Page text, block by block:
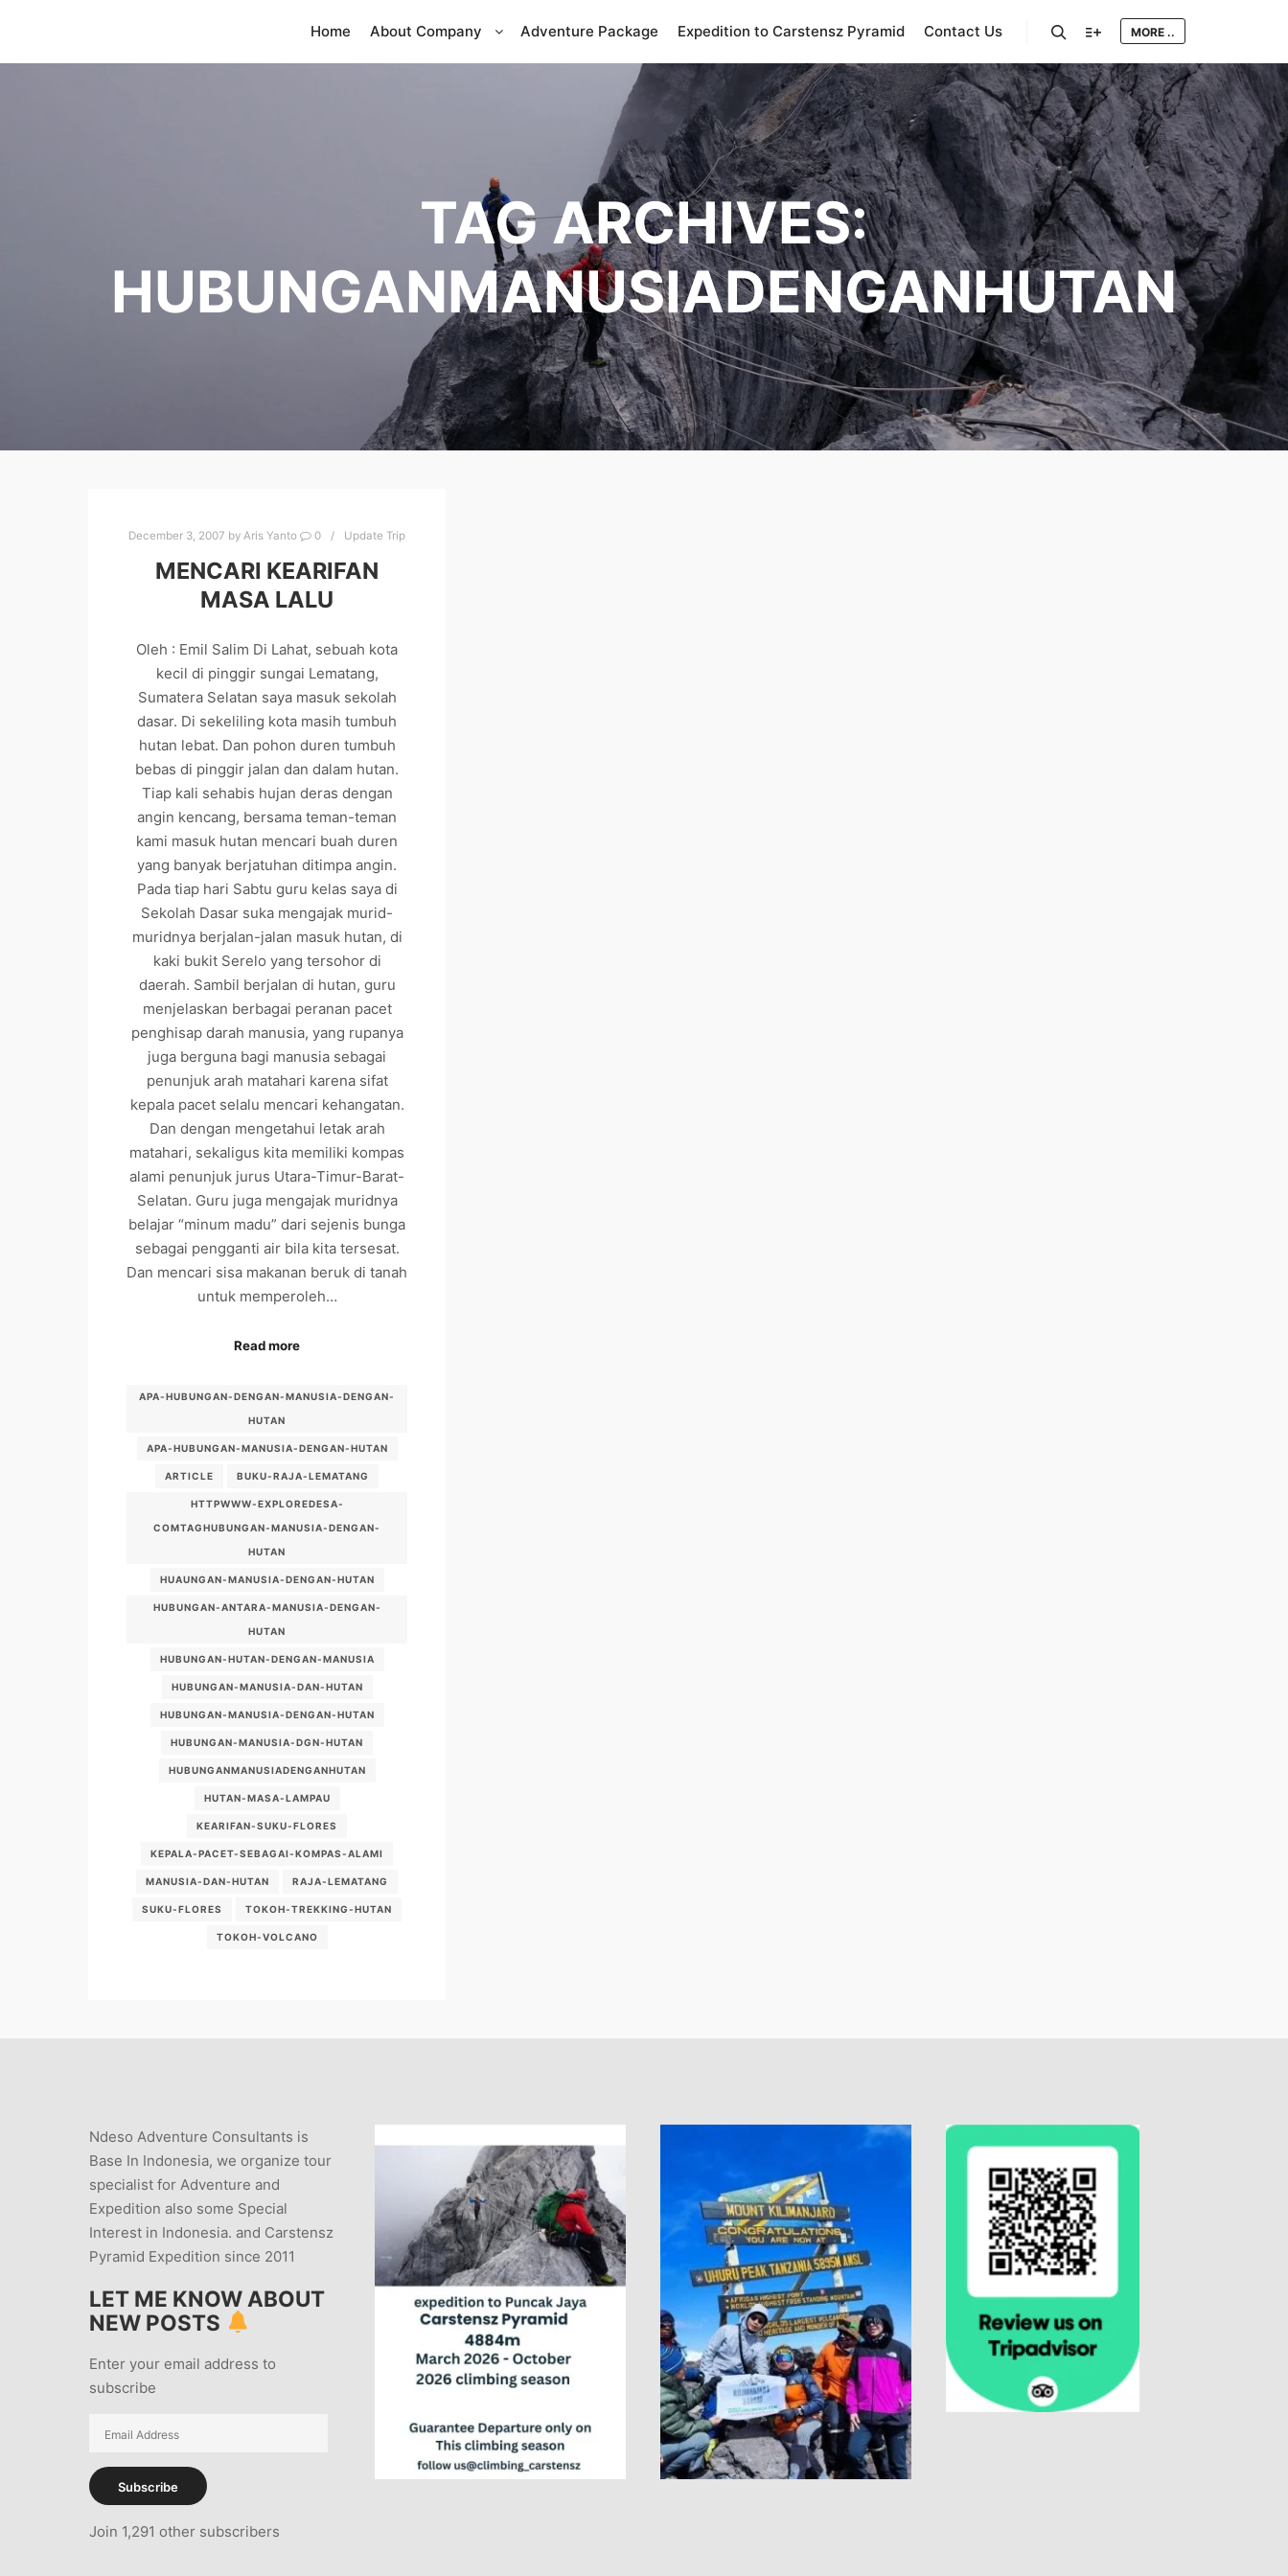
Home About Company Adventure Package Expedition to Carstensz Pyramid Contact Us MORE ..
TAG ARCHIVES:
HUBUNGANMANUSIADENGANHUTAN
December 3, 2007 byAris Yanto 0 Update Trip
MENCARI KEARIFAN
MASA LALU
Oleh : Emil Salim Di Lahat, sebuah kota
kecil di pinggir sungai Lematang,
Sumatera Selatan saya masuk sekolah
dasar. Di sekeliling kota masih tumbuh
hutan lebat. Dan pohon duren tumbuh
bebas di pinggir jalan dan dalam hutan.
Tiap kali sehabis hujan deras dengan
angin kencang, bersama teman-teman
kami masuk hutan mencari buah duren
yang banyak berjatuhan ditimpa angin.
Pada tiap hari Sabtu guru kelas saya di
Sekolah Dasar suka mengajak murid-
muridnya berjalan-jalan masuk hutan, di
kaki bukit Serelo yang tersohor di
daerah. Sambil berjalan di hutan, guru
menjelaskan berbagai peranan pacet
penghisap darah manusia, yang rupanya
juga berguna bagi manusia sebagai
penunjuk arah matahari karena sifat
kepala pacet selalu mencari kehangatan.
Dan dengan mengetahui letak arah
matahari, sekaligus kita memiliki kompas
alami penunjuk jurus Utara-Timur-Barat-
Selatan. Guru juga mengajak muridnya
belajar “minum madu” dari sejenis bunga
sebagai pengganti air bila kita tersesat.
Dan mencari sisa makanan beruk di tanah
untuk memperoleh…
Read more
APA-HUBUNGAN-DENGAN-MANUSIA-DENGAN-
HUTAN
APA-HUBUNGAN-MANUSIA-DENGAN-HUTAN
ARTICLE BUKU-RAJA-LEMATANG
HTTPWWW-EXPLOREDESA-
COMTAGHUBUNGAN-MANUSIA-DENGAN-
HUTAN
HUAUNGAN-MANUSIA-DENGAN-HUTAN
HUBUNGAN-ANTARA-MANUSIA-DENGAN-
HUTAN
HUBUNGAN-HUTAN-DENGAN-MANUSIA
HUBUNGAN-MANUSIA-DAN-HUTAN
HUBUNGAN-MANUSIA-DENGAN-HUTAN
HUBUNGAN-MANUSIA-DGN-HUTAN
HUBUNGANMANUSIADENGANHUTAN
HUTAN-MASA-LAMPAU
KEARIFAN-SUKU-FLORES
KEPALA-PACET-SEBAGAI-KOMPAS-ALAMI
MANUSIA-DAN-HUTAN RAJA-LEMATANG
SUKU-FLORES TOKOH-TREKKING-HUTAN
TOKOH-VOLCANO
Ndeso Adventure Consultants is
Base In Indonesia, we organize tour
specialist for Adventure and
Expedition also some Special
Interest in Indonesia. and Carstensz
Pyramid Expedition since 2011
LET ME KNOW ABOUT
NEW POSTS
Enter your email address to
subscribe
Subscribe
Join 1,291 other subscribers